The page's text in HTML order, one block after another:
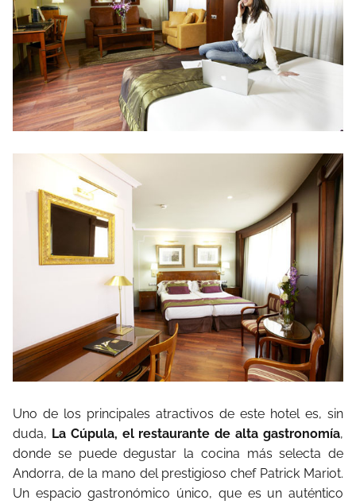
Uno de los principales atractivos de este hotel es, sin
duda, La Cúpula, el restaurante de alta gastronomía,
donde se puede degustar la cocina más selecta de
Andorra, de la mano del prestigioso chef Patrick Mariot.
Un espacio gastronómico único, que es un auténtico